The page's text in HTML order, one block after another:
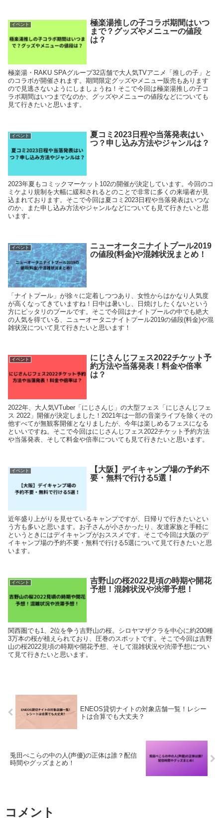
イベント
極楽湯推しの子コラボ期間はいつ
まで？グッズやメニューの値段
は？
極楽湯・RAKU SPAグループ32店舗で大人気TVアニメ「推しの子」と
のコラボが開催されます。期間限定グッズやメニュー販売もあります
ので見逃さないようにしましょうね！そこで今回は極楽湯推しの子コ
ラボ期間はいつまでなのか、グッズやメニューの値段などについても
見て行きたいと思います。
イベント
夏コミ2023日程や当落発表はい
つ？申し込み方法やジャンルは？
2023年夏もコミックマーケット102の開催が決定しています。今回のコ
ミケより規制を大幅に緩和されるとのことで非常に多くの来場者が見
込まれております。そこで今回は夏コミ2023日程や当落発表はいつな
のか、また申し込み方法やジャンルなどについても見て行きたいと思
います。
イベント
ニューオータニナイトプール2019
の値段(料金)や混雑状況まとめ！
「ナイトプール」が徐々に定着しつつあり、女性からはかなり人気度
が高くなってきていますね！日中は暑いし、日焼けしたくないという
方にピッタリのプールです。そこで今回はナイトプールの中でも絶大
の人気を得ている、ニューオータニナイトプール2019の値段(料金)や混
雑状況について見て行きたいと思います！
イベント
にじさんじフェス2022チケット予
約方法や当落発表！料金や倍率
は？
2022年、大人気VTuber「にじさんじ」の大型フェス「にじさんじフェ
ス 2022」開催が決定しました！2021年は一部の音楽ライブを除くその
他すべてが無観客開催となりましたが、今年は楽しめるフェスになる
といいですね。そこで今回はにじさんじフェス2022チケット予約方法
や当落発表、そして料金や倍率についても見て行きたいと思います。
イベント
【大阪】デイキャンプ場の予約不
要・無料で行ける5選！
近年盛り上がりを見せているキャンプですが、日帰りで行きたいとい
う方も多いと思います。お子さんが小さかったり、友達家族と手軽に
というときにはデイキャンプがおススメです。そこで今回は大阪のデ
イキャンプ場の予約不要・無料で行ける5選について見て行きたいと思
います。
イベント
吉野山の桜2022見頃の時期や開花
予想！混雑状況や渋滞予想！
関西圏でも1、2位を争う吉野山の桜。シロヤマザクラを中心に約200種
3万本の桜が植えられており、圧巻のスポットです。そこで今回は吉野
山の桜2022見頃の時期や開花予想、そして混雑状況や渋滞予想につい
て見て行きたいと思います。
ENEOS貸切ナイトの対象店舗一覧！レシー
トは合算でも大丈夫？
兎田ぺこらの中の人(声優)の正体は誰？配信
時間やグッズまとめ！
コメント